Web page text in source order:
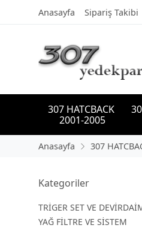
Anasayfa Sipariş Takibi
307 HATCBACK
2001-2005
Anasayfa 307
Kategoriler
TRİGER SET VE
YAĞ FİLTRE VE SİSTEM